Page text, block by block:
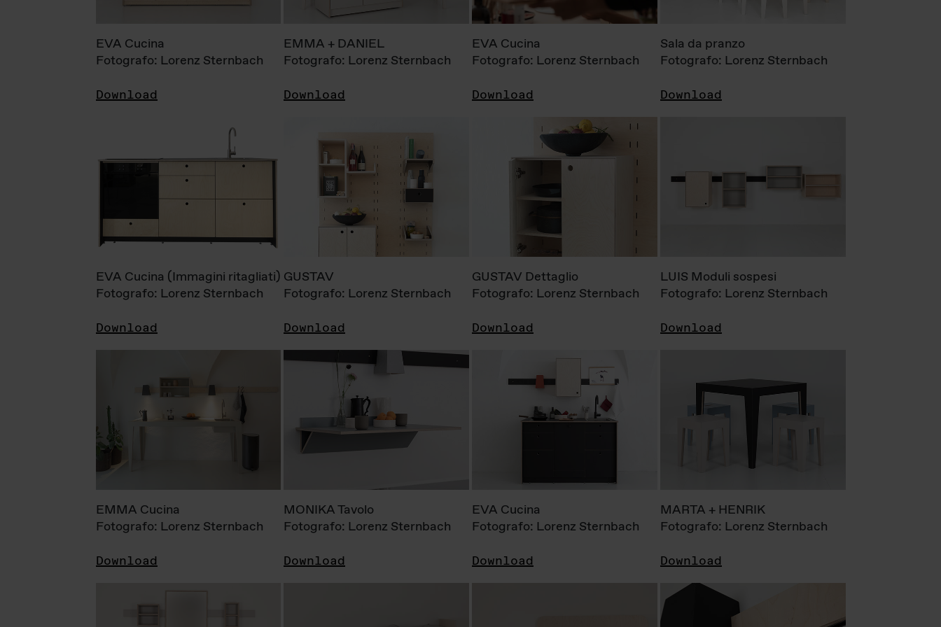
EVA Cucina
Fotografo: Lorenz Sternbach
Download
EMMA + DANIEL
Fotografo: Lorenz Sternbach
Download
EVA Cucina
Fotografo: Lorenz Sternbach
Download
Sala da pranzo
Fotografo: Lorenz Sternbach
Download
EVA Cucina (Immagini ritagliati)
Fotografo: Lorenz Sternbach
Download
GUSTAV
Fotografo: Lorenz Sternbach
Download
GUSTAV Dettaglio
Fotografo: Lorenz Sternbach
Download
LUIS Moduli sospesi
Fotografo: Lorenz Sternbach
Download
EMMA Cucina
Fotografo: Lorenz Sternbach
Download
MONIKA Tavolo
Fotografo: Lorenz Sternbach
Download
EVA Cucina
Fotografo: Lorenz Sternbach
Download
MARTA + HENRIK
Fotografo: Lorenz Sternbach
Download